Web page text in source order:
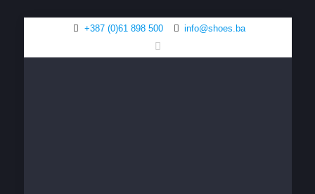
+387 (0)61 898 500 info@shoes.ba